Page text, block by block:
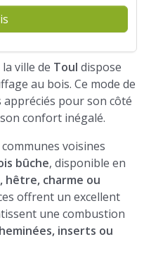
ville de Toul dispose
au bois. Ce mode de
appréciés pour son côté
confort inégalé.
voisines
bûche, disponible en
hêtre, charme ou
offrent un excellent
une combustion
inserts ou